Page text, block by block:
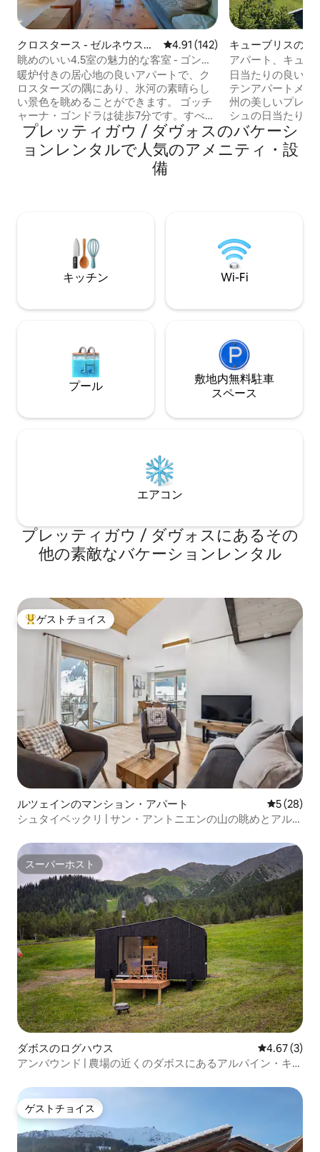
クロスタース - ゼルネウスの
マンション・アパート
レビュー142件、5つ星中4.91つ
4.91 (142)
眺めのいい4.5室の魅力的な客室 - ゴンド
ラまで500m
暖炉付きの居心地の良いアパートで、ク
ロスターズの隅にあり、氷河の素晴らし
い景色を眺めることができます。 ゴッチ
ャーナ・ゴンドラは徒歩7分です。すべて
のレストランやショップも徒歩で行けま
す。 100平方メートルの広々とした空間
には、高い天井（魅力的な梁をご覧いた
だけますか？）とリビング兼ダイニング
つは小さいです（お子様に最適です）
キューブリスのマ
パート
アパート、キュー
日当たりの良い山
テンアパートメン
州の美しいプレッ
シュの日当たりの
ちの愛情を込めて
アパートへようこ
カップル、小さな
ーザにすぐに行く
プレッティガウ / ダヴォスのバケーシ
ョンレンタルで人気のアメニティ・設
備
キッチン Wi-Fi
プール
敷地内無料駐⁠車
ス⁠ペ⁠ー⁠ス
エアコン
プレッティガウ / ダヴォスにあるその
他の素敵なバケーションレンタル
大好評のゲストチョイスです。
ゲストチョイス
ルツェインのマンション・アパート レビュー
5 (28)
シュタイベックリ | サン・アントニエンの山の眺めとアルプ
スーパーホスト
スーパーホスト
ダボスのログハウス レビュー3
4.67 (3)
アンバウンド | 農場の近くのダボスにあるアルパイン・キャ
ゲストチョイス
ゲストチョイス